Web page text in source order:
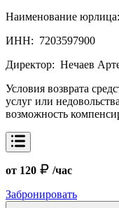
Наименование юрлица:
ИНН: 7203597900
Директор: Нечаев
Условия возврата
услуг или
возможность
от 120
/час
Забронировать